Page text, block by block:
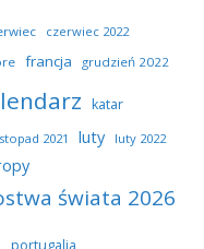
czerwiec 2022
francja grudzień 2022
katar
2021 luty
luty 2022
świata 2026
portugalia